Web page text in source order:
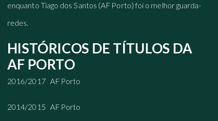
enquanto Tiago dos Santos (AF Porto) foi o melhor guarda-
redes.
HISTÓRICOS DE TÍTULOS DA
AF PORTO
2016/2017 AF Porto
2014/2015 AF Porto